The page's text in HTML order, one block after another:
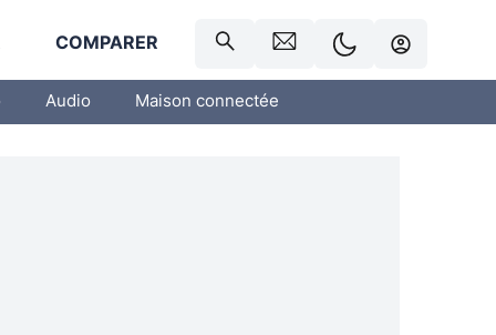
COMPARER
Audio Maison connectée